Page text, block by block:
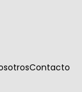
Contacto